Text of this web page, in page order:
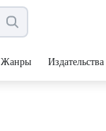
Жанры Издательства